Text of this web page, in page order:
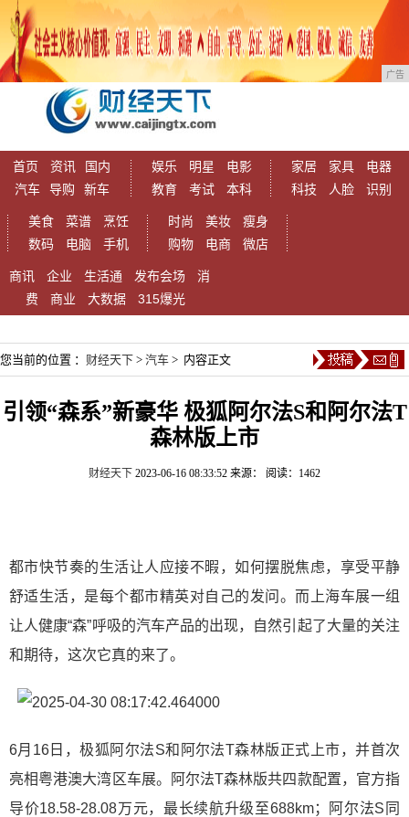
广告
首页 资讯
国内
汽车
导购 新车
娱乐 明星
电影
教育
考试 本科
家居 家具
电器
科技
人脸 识别
美食 菜谱
烹饪
数码
电脑 手机
时尚 美妆
瘦身
购物
电商 微店
商讯 企业 生活通 发布会场
消
费
商业 大数据 315爆光
您当前的位置 ： 财经天下 > 汽车 > 内容正文
引领“森系”新豪华 极狐阿尔法S和阿尔法T
森林版上市
财经天下 2023-06-16 08:33:52 来源： 阅读：1462
都市快节奏的生活让人应接不暇，如何摆脱焦虑，享受平静
舒适生活，是每个都市精英对自己的发问。而上海车展一组
让人健康“森”呼吸的汽车产品的出现，自然引起了大量的关注
和期待，这次它真的来了。
6月16日，极狐阿尔法S和阿尔法T森林版正式上市，并首次
亮相粤港澳大湾区车展。阿尔法T森林版共四款配置，官方指
导价18.58-28.08万元，最长续航升级至688km；阿尔法S同